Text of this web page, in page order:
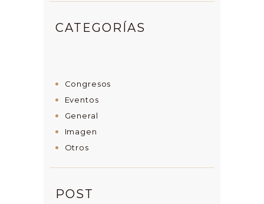
CATEGORÍAS
Congresos
Eventos
General
Imagen
Otros
POST